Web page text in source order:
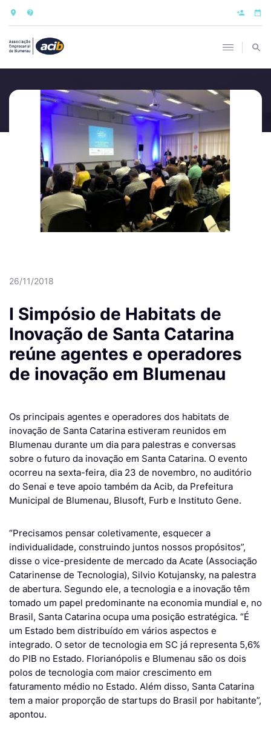
26/11/2018
I Simpósio de Habitats de
Inovação de Santa Catarina
reúne agentes e operadores
de inovação em Blumenau
Os principais agentes e operadores dos habitats de
inovação de Santa Catarina estiveram reunidos em
Blumenau durante um dia para palestras e conversas
sobre o futuro da inovação em Santa Catarina. O evento
ocorreu na sexta-feira, dia 23 de novembro, no auditório
do Senai e teve apoio também da Acib, da Prefeitura
Municipal de Blumenau, Blusoft, Furb e Instituto Gene.
“Precisamos pensar coletivamente, esquecer a
individualidade, construindo juntos nossos propósitos”,
disse o vice-presidente de mercado da Acate (Associação
Catarinense de Tecnologia), Silvio Kotujansky, na palestra
de abertura. Segundo ele, a tecnologia e a inovação têm
tomado um papel predominante na economia mundial e, no
Brasil, Santa Catarina ocupa uma posição estratégica. “É
um Estado bem distribuído em vários aspectos e
integrado. O setor de tecnologia em SC já representa 5,6%
do PIB no Estado. Florianópolis e Blumenau são os dois
polos de tecnologia com maior crescimento em
faturamento médio no Estado. Além disso, Santa Catarina
tem a maior proporção de startups do Brasil por habitante”,
apontou.